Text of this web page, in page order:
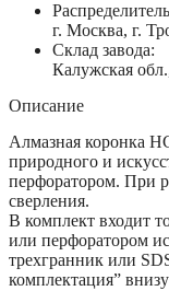
г. Москва, г.
Склад завода:
Калужская
Описание
Алмазная коронка
природного и
перфоратором. При
сверления.
В комплект входит
или перфоратором
трехгранник или
комплектация”